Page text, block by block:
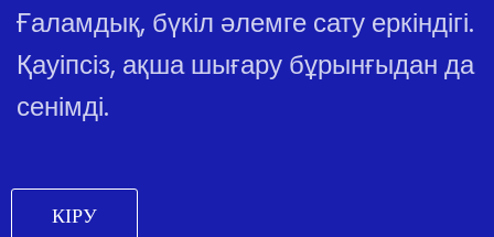
Ғаламдық, бүкіл әлемге сату еркіндігі.
Қауіпсіз, ақша шығару бұрынғыдан да
сенімді.
КІРУ